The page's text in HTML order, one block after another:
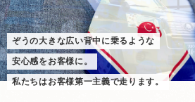
観光コース一覧
オススメ情報
よくあるご質問
ぞうの大きな広い背中に乗るような
安心感をお客様に。
私たちはお客様第一主義で走ります。